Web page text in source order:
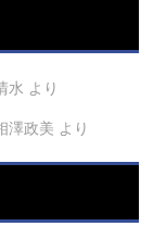
水 より
澤政美 より